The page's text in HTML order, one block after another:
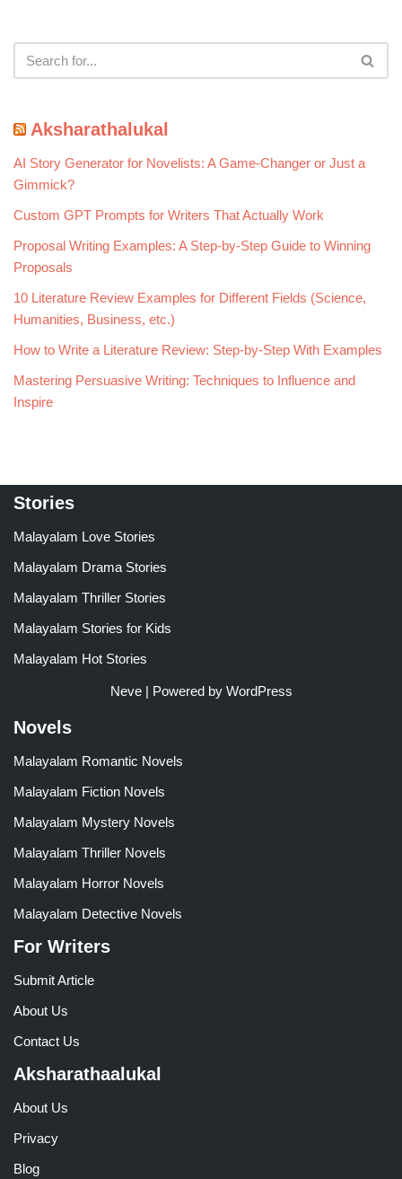
Aksharathalukal
AI Story Generator for Novelists: A Game-Changer or Just a
Gimmick?
Custom GPT Prompts for Writers That Actually Work
Proposal Writing Examples: A Step-by-Step Guide to Winning
Proposals
10 Literature Review Examples for Different Fields (Science,
Humanities, Business, etc.)
How to Write a Literature Review: Step-by-Step With Examples
Mastering Persuasive Writing: Techniques to Influence and
Inspire
Stories
Malayalam Love Stories
Malayalam Drama Stories
Malayalam Thriller Stories
Malayalam Stories for Kids
Malayalam Hot Stories
Neve| Powered by WordPress
Novels
Malayalam Romantic Novels
Malayalam Fiction Novels
Malayalam Mystery Novels
Malayalam Thriller Novels
Malayalam Horror Novels
Malayalam Detective Novels
For Writers
Submit Article
About Us
Contact Us
Aksharathaalukal
About Us
Privacy
Blog